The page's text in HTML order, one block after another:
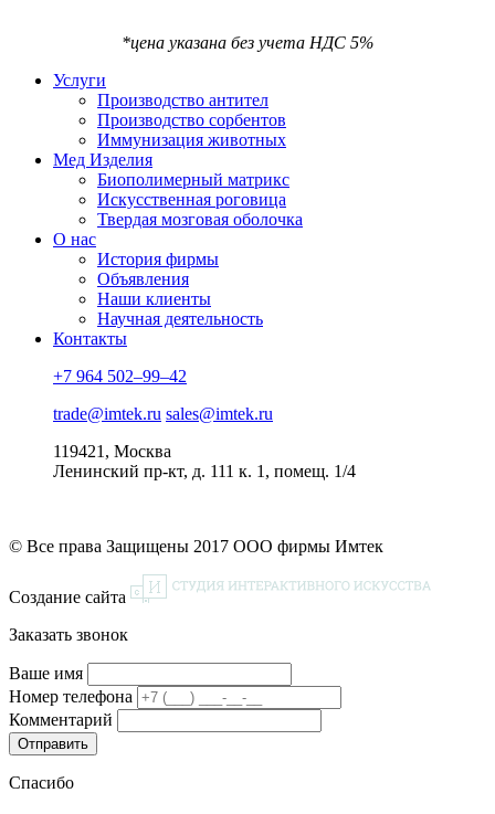
*цена указана без учета НДС 5%
Услуги
Производство антител
Производство сорбентов
Иммунизация животных
Мед Изделия
Биополимерный матрикс
Искусственная роговица
Твердая мозговая оболочка
О нас
История фирмы
Объявления
Наши клиенты
Научная деятельность
Контакты
+7 964 502–99–42
trade@imtek.ru sales@imtek.ru
119421, Москва
Ленинский пр-кт, д. 111 к. 1, помещ. 1/4
© Все права Защищены 2017 ООО фирмы Имтек
Создание сайта
Заказать звонок
Ваше имя
Номер телефона
Комментарий
Спасибо